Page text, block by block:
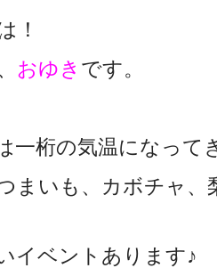
！
おゆき です。
一桁の気温になって
まいも、カボチャ、
イベントあります♪